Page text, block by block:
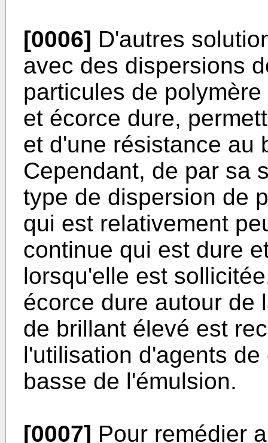
[0006] D'autres
avec des dispersions
particules de
et écorce dure,
et d'une résistance au
Cependant, de par sa
type de dispersion de
qui est relativement
continue qui est dure
lorsqu'elle est
écorce dure autour de
de brillant élevé est
l'utilisation d'agents
basse de l'émulsion.
[0007] Pour remédier